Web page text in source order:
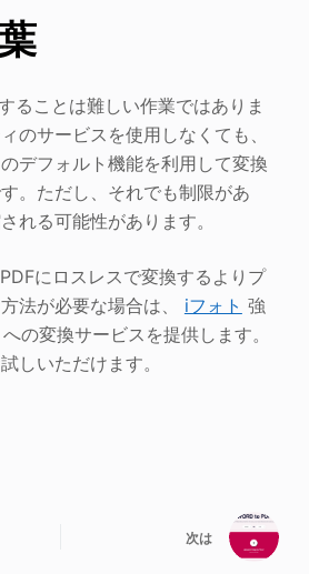
ることは難しい作業ではありま
のサービスを使用しなくても、
デフォルト機能を利用して変換
。ただし、それでも制限があ
れる可能性があります。
にロスレスで変換するよりプ
法が必要な場合は、 iフォト 強
の変換サービスを提供します。
しいただけます。
次は